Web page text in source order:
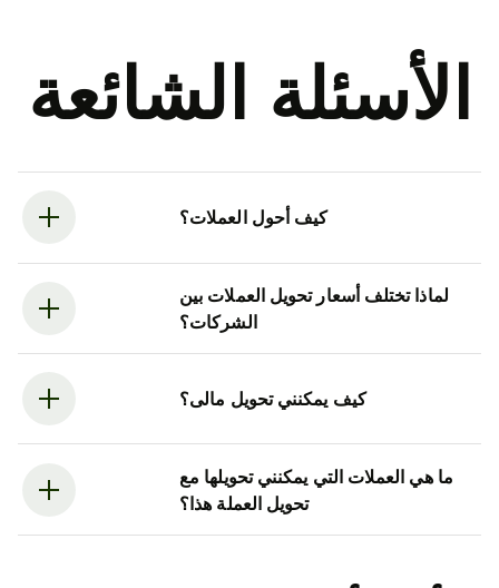
الأسئلة الشائعة
كيف أحول العملات؟
لماذا تختلف أسعار تحويل العملات بين
الشركات؟
كيف يمكنني تحويل مالى؟
ما هي العملات التي يمكنني تحويلها مع
تحويل العملة هذا؟